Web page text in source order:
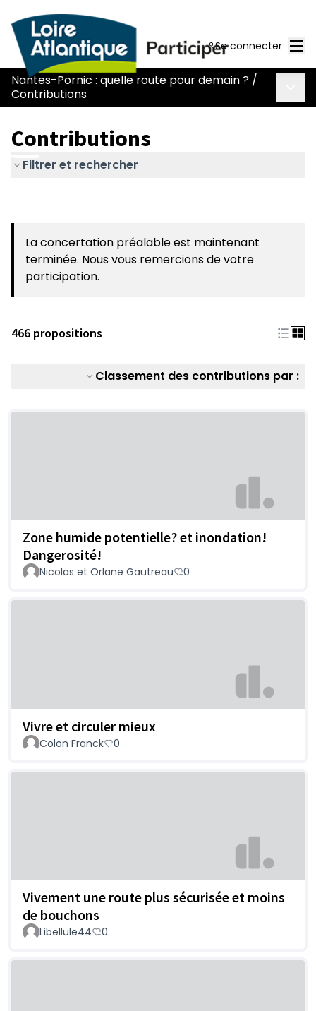
Se connecter
Nantes-Pornic : quelle route pour demain ? /
Contributions
Contributions
Filtrer et rechercher
La concertation préalable est maintenant
terminée. Nous vous remercions de votre
participation.
466 propositions
Classement des contributions par :
Zone humide potentielle? et inondation!
Dangerosité!
Nicolas et Orlane Gautreau 0
Vivre et circuler mieux
Colon Franck 0
Vivement une route plus sécurisée et moins
de bouchons
Libellule44 0